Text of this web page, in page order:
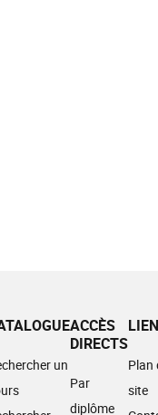
un
ACCÈS
DIRECTS
Par
diplôme
Plan
site